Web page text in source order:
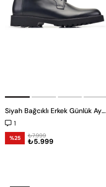
Siyah Bağcıklı Erkek Günlük Ayakkabı
1
%25 ₺5.999
₺7.999